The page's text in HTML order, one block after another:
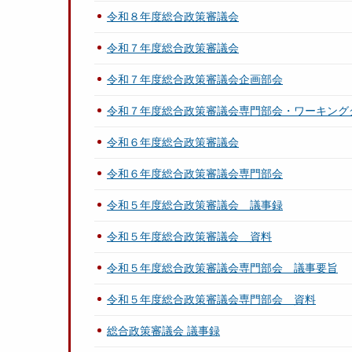
令和８年度総合政策審議会
令和７年度総合政策審議会
令和７年度総合政策審議会企画部会
令和７年度総合政策審議会専門部会・ワーキング
令和６年度総合政策審議会
令和６年度総合政策審議会専門部会
令和５年度総合政策審議会 議事録
令和５年度総合政策審議会 資料
令和５年度総合政策審議会専門部会 議事要旨
令和５年度総合政策審議会専門部会 資料
総合政策審議会 議事録